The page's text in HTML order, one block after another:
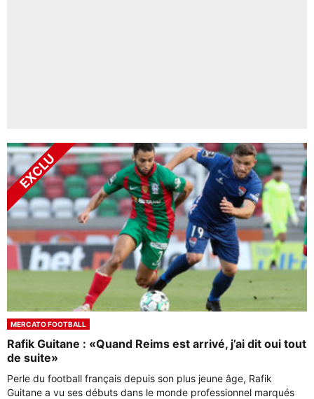
MERCATO FOOTBALL
Rafik Guitane : «Quand Reims est arrivé, j’ai dit oui tout
de suite»
Perle du football français depuis son plus jeune âge, Rafik
Guitane a vu ses débuts dans le monde professionnel marqués